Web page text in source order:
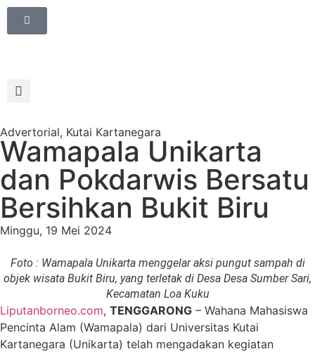
Advertorial, Kutai Kartanegara
Wamapala Unikarta
dan Pokdarwis Bersatu
Bersihkan Bukit Biru
Minggu, 19 Mei 2024
Foto : Wamapala Unikarta menggelar aksi pungut sampah di
objek wisata Bukit Biru, yang terletak di Desa Desa Sumber Sari,
Kecamatan Loa Kuku
Liputanborneo.com, TENGGARONG – Wahana Mahasiswa
Pencinta Alam (Wamapala) dari Universitas Kutai
Kartanegara (Unikarta) telah mengadakan kegiatan